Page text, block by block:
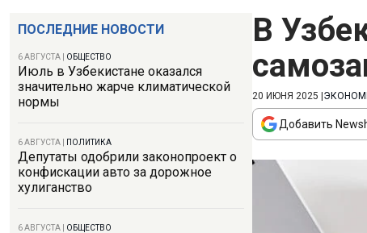
ПОСЛЕДНИЕ НОВОСТИ
6 АВГУСТА ОБЩЕСТВО
Июль в Узбекистане оказался
значительно жарче климатической
нормы
6 АВГУСТА ПОЛИТИКА
Депутаты одобрили законопроект о
конфискации авто за дорожное
хулиганство
6 АВГУСТА ОБЩЕСТВО
В
20 ИЮНЯ 2025
Добавить